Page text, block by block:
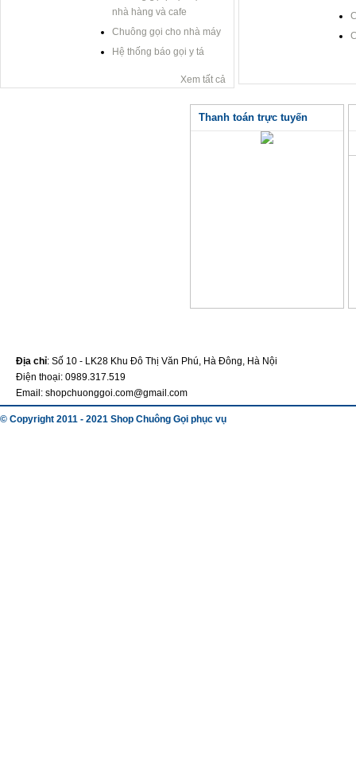
nhà hàng và cafe
Chuông gọi cho nhà máy
Hệ thống báo gọi y tá
Xem tất cả
Thanh toán trực tuyến
Địa chỉ: Số 10 - LK28 Khu Đô Thị Văn Phú, Hà Đông, Hà Nội
Điện thoại: 0989.317.519
Email: shopchuonggoi.com@gmail.com
© Copyright 2011 - 2021 Shop Chuông Gọi phục vụ